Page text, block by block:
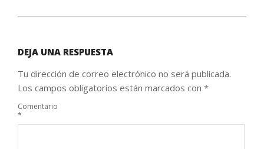
DEJA UNA RESPUESTA
Tu dirección de correo electrónico no será publicada.
Los campos obligatorios están marcados con *
Comentario
*